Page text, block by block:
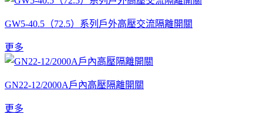
GW5-40.5（72.5）系列戶外高壓交流隔離開關
更多
GN22-12/2000A戶內高壓隔離開關
更多